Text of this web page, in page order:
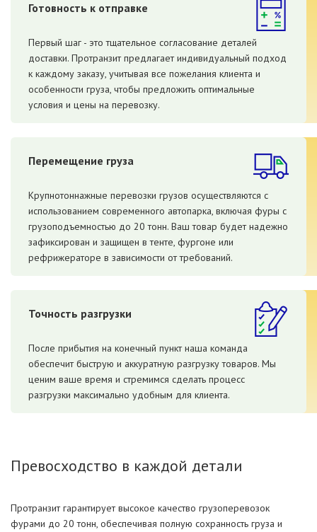
Готовность к отправке
Первый шаг - это тщательное согласование деталей
доставки. Протранзит предлагает индивидуальный подход
к каждому заказу, учитывая все пожелания клиента и
особенности груза, чтобы предложить оптимальные
условия и цены на перевозку.
Перемещение груза
Крупнотоннажные перевозки грузов осуществляются с
использованием современного автопарка, включая фуры с
грузоподъемностью до 20 тонн. Ваш товар будет надежно
зафиксирован и защищен в тенте, фургоне или
рефрижераторе в зависимости от требований.
Точность разгрузки
После прибытия на конечный пункт наша команда
обеспечит быструю и аккуратную разгрузку товаров. Мы
ценим ваше время и стремимся сделать процесс
разгрузки максимально удобным для клиента.
Превосходство в каждой детали
Протранзит гарантирует высокое качество грузоперевозок
фурами до 20 тонн, обеспечивая полную сохранность груза и